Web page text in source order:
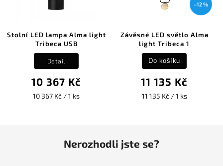
Stolní LED lampa Alma light
Tribeca USB
10 367 Kč
10 367 Kč / 1 ks
Detail
–12 %
Závěsné LED světlo Alma
light Tribeca 1
11 135 Kč
11 135 Kč / 1 ks
Do košíku
Nerozhodli jste se?